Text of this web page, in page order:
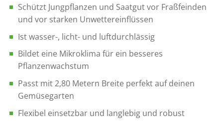
Schützt Jungpflanzen und Saatgut vor Fraßfeinden
und vor starken Unwettereinflüssen
Ist wasser-, licht- und luftdurchlässig
Bildet eine Mikroklima für ein besseres
Pflanzenwachstum
Passt mit 2,80 Metern Breite perfekt auf deinen
Gemüsegarten
Flexibel einsetzbar und langlebig und robust